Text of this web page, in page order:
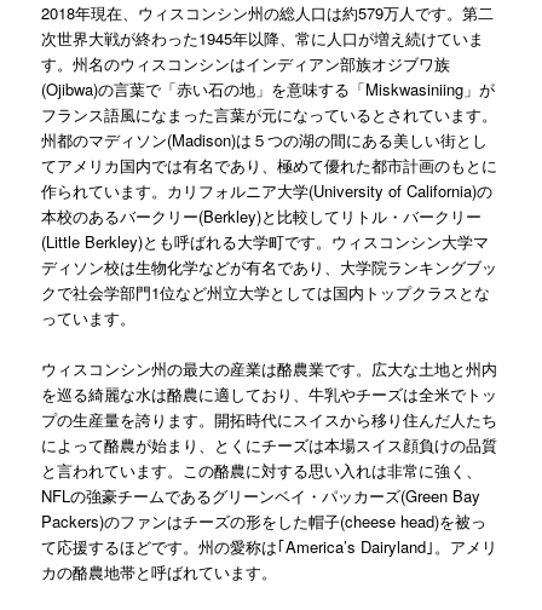
2018年現在、ウィスコンシン州の総人口は約579万人です。第二
次世界大戦が終わった1945年以降、常に人口が増え続けていま
す。州名のウィスコンシンはインディアン部族オジブワ族
(Ojibwa)の言葉で「赤い石の地」を意味する「Miskwasiniing」が
フランス語風になまった言葉が元になっているとされています。
州都のマディソン(Madison)は５つの湖の間にある美しい街とし
てアメリカ国内では有名であり、極めて優れた都市計画のもとに
作られています。カリフォルニア大学(University of California)の
本校のあるバークリー(Berkley)と比較してリトル・バークリー
(Little Berkley)とも呼ばれる大学町です。ウィスコンシン大学マ
ディソン校は生物化学などが有名であり、大学院ランキングブッ
クで社会学部門1位など州立大学としては国内トップクラスとな
っています。
ウィスコンシン州の最大の産業は酪農業です。広大な土地と州内
を巡る綺麗な水は酪農に適しており、牛乳やチーズは全米でトッ
プの生産量を誇ります。開拓時代にスイスから移り住んだ人たち
によって酪農が始まり、とくにチーズは本場スイス顔負けの品質
と言われています。この酪農に対する思い入れは非常に強く、
NFLの強豪チームであるグリーンベイ・パッカーズ(Green Bay
Packers)のファンはチーズの形をした帽子(cheese head)を被っ
て応援するほどです。州の愛称は｢America’s Dairyland｣。アメリ
カの酪農地帯と呼ばれています。